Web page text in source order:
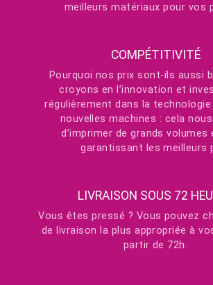
meilleurs matériaux pour vos
COMPÉTITIVITÉ
Pourquoi nos prix sont-ils aussi
croyons en l’innovation et
régulièrement dans la
nouvelles machines : cela
d’imprimer de grands volumes
garantissant les meilleurs
LIVRAISON SOUS 72
Vous êtes pressé ? Vous pouvez
de livraison la plus appropriée à
partir de 72h.